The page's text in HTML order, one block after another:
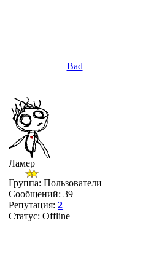
Bad
Ламер
Группа: Пользователи
Сообщений: 39
Репутация: 2
Статус: Offline